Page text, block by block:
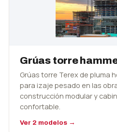
Grúas torre
Grúas torre Terex de pluma
para izaje pesado en las
construcción modular y
confortable.
Ver 2 modelos →